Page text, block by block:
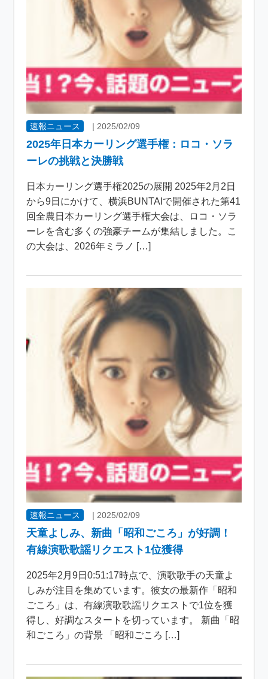
速報ニュース | 2025/02/09
2025年日本カーリング選手権：ロコ・ソラ
ーレの挑戦と決勝戦
日本カーリング選手権2025の展開 2025年2月2日
から9日にかけて、横浜BUNTAIで開催された第41
回全農日本カーリング選手権大会は、ロコ・ソラ
ーレを含む多くの強豪チームが集結しました。こ
の大会は、2026年ミラノ […]
速報ニュース |2025/02/09
天童よしみ、新曲「昭和ごころ」が好調！
有線演歌歌謡リクエスト1位獲得
2025年2月9日0:51:17時点で、演歌歌手の天童よ
しみが注目を集めています。彼女の最新作「昭和
ごころ」は、有線演歌歌謡リクエストで1位を獲
得し、好調なスタートを切っています。 新曲「昭
和ごころ」の背景 「昭和ごころ […]